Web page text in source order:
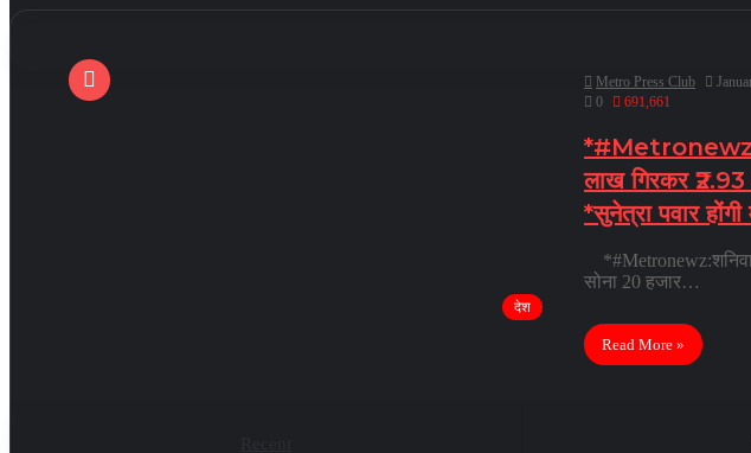
देश
Metro Press Club
0
691,661
लाख गिरकर
*सुनेत्रा पवार
सोना 20 हजार…
Read More »